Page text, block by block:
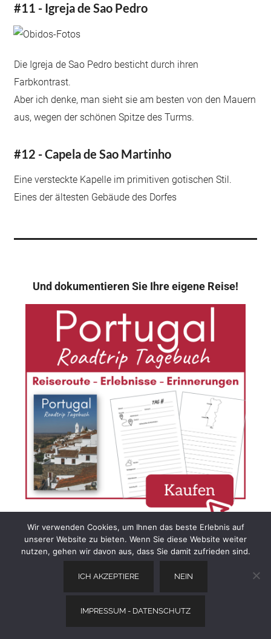
#11 - Igreja de Sao Pedro
Die Igreja de Sao Pedro besticht durch ihren
Farbkontrast.
Aber ich denke, man sieht sie am besten von den Mauern
aus, wegen der schönen Spitze des Turms.
#12 - Capela de Sao Martinho
Eine versteckte Kapelle im primitiven gotischen Stil.
Eines der ältesten Gebäude des Dorfes
Und dokumentieren Sie Ihre eigene Reise!
#13 - Bewunderung für die Burg von
Obidos (Castelo do Obidos)
Die Hauptattraktion von Obidos, abgesehen vom
Wir verwenden Cookies, um Ihnen das beste Erlebnis auf
unserer Website zu bieten. Wenn Sie diese Website weiter
nutzen, gehen wir davon aus, dass Sie damit zufrieden sind.
ICH AKZEPTIERE NEIN
IMPRESSUM - DATENSCHUTZ